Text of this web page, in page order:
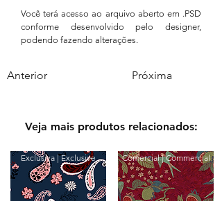
Você terá acesso ao arquivo aberto em .PSD
conforme desenvolvido pelo designer,
podendo fazendo alterações.
Anterior Próxima
Veja mais produtos relacionados:
Exclusiva | Exclusive Comercial | Commercial